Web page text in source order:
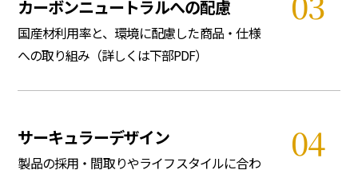
カーボンニュートラルへの配慮
国産材利用率と、環境に配慮した商品・仕様
への取り組み（詳しくは下部PDF）
サーキュラーデザイン
製品の採用・間取りやライフスタイルに合わ